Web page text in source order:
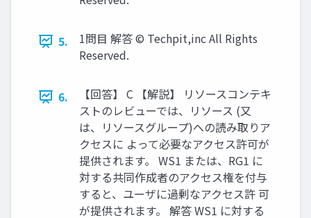
5.
1問目 解答 © Techpit,inc All Rights
Reserved.
6.
【回答】 C 【解説】 リソースコンテキ
ストのレビューでは、リソース (又
は、リソースグループ)への読み取りア
クセスに よって必要なアクセス許可が
提供されます。 WS1 または、RG1 に
対する共同作成者のアクセス権を付与
すると、ユーザに過剰なアクセス許 可
が提供されます。 解答 WS1 に対する